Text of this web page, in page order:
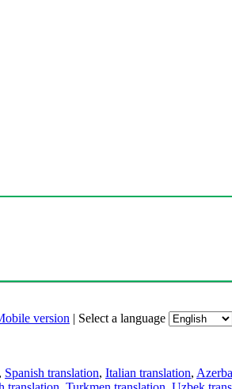
version | Select a language
, Spanish translation, Italian translation,